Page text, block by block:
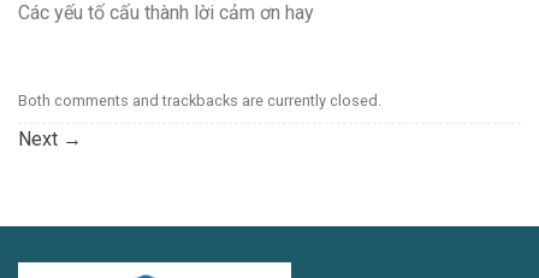
Các yếu tố cấu thành lời cảm ơn hay
Both comments and trackbacks are currently closed.
Next →